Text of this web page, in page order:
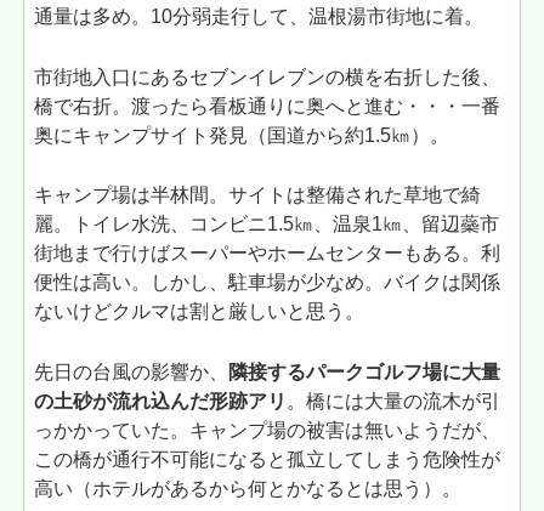
通量は多め。10分弱走行して、温根湯市街地に着。
市街地入口にあるセブンイレブンの横を右折した後、
橋で右折。渡ったら看板通りに奥へと進む・・・一番
奥にキャンプサイト発見（国道から約1.5㎞）。
キャンプ場は半林間。サイトは整備された草地で綺
麗。トイレ水洗、コンビニ1.5㎞、温泉1㎞、留辺蘂市
街地まで行けばスーパーやホームセンターもある。利
便性は高い。しかし、駐車場が少なめ。バイクは関係
ないけどクルマは割と厳しいと思う。
先日の台風の影響か、
隣接するパークゴルフ場に大量
の土砂が流れ込んだ形跡アリ 。橋には大量の流木が引
っかかっていた。キャンプ場の被害は無いようだが、
この橋が通行不可能になると孤立してしまう危険性が
高い（ホテルがあるから何とかなるとは思う）。